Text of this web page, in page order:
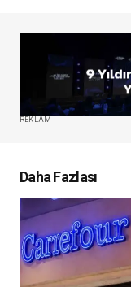
REKLAM
Daha Fazlası